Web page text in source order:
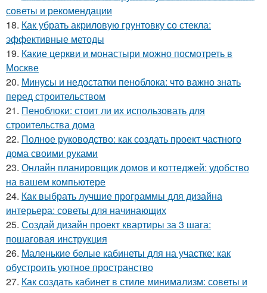
советы и рекомендации
18. Как убрать акриловую грунтовку со стекла:
эффективные методы
19. Какие церкви и монастыри можно посмотреть в
Москве
20. Минусы и недостатки пеноблока: что важно знать
перед строительством
21. Пеноблоки: стоит ли их использовать для
строительства дома
22. Полное руководство: как создать проект частного
дома своими руками
23. Онлайн планировщик домов и коттеджей: удобство
на вашем компьютере
24. Как выбрать лучшие программы для дизайна
интерьера: советы для начинающих
25. Создай дизайн проект квартиры за 3 шага:
пошаговая инструкция
26. Маленькие белые кабинеты для на участке: как
обустроить уютное пространство
27. Как создать кабинет в стиле минимализм: советы и